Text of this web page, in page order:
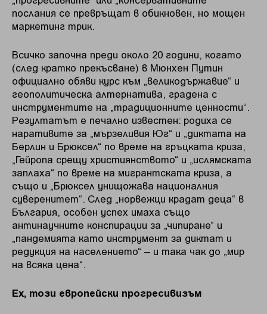
послания се превръщат в обикновен, но мощен
маркетинг трик.
Всичко започна преди около 20 години, когато
(след кратко прекъсване) в Мюнхен Путин
официално обяви курс към „великодържавие“ и
геополитическа алтернатива, градена с
инструментите на „традиционните ценности“.
Резултатът е печално известен: родиха се
наративите за „мързеливия Юг“ и „диктата на
Берлин и Брюксел“ по време на гръцката криза,
„Гейропа срещу християнството“ и „ислямската
заплаха“ по време на мигрантската криза, а
също и „Брюксел унищожава националния
суверенитет“. След „норвежци крадат деца“ в
България, особен успех имаха също
антинаучните конспирации за „чипиране“ и
„пандемията като инструмент за диктат и
редукция на населението“ – и така чак до „мир
на всяка цена“.
Ех, този европейски прогресивизъм